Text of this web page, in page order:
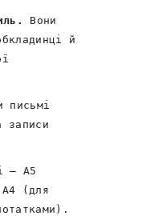
Вони
й
письмі
записи
— A5
(для